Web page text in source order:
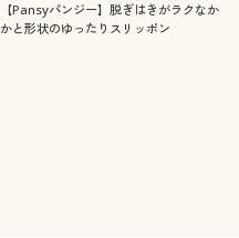
【Pansyパンジー】脱ぎはきがラクなか
かと形状のゆったりスリッポン